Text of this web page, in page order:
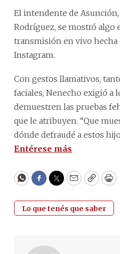
El intendente de Asunción,
Rodríguez, se mostró algo
transmisión en vivo hecha
Instagram.
Con gestos llamativos,
faciales, Nenecho exigió a
demuestren las pruebas
que le atribuyen. “Que
dónde defraudé a estos
Entérese más
WhatsApp
Facebook
Twitter
EmailCopy
Lo que tenés que saber